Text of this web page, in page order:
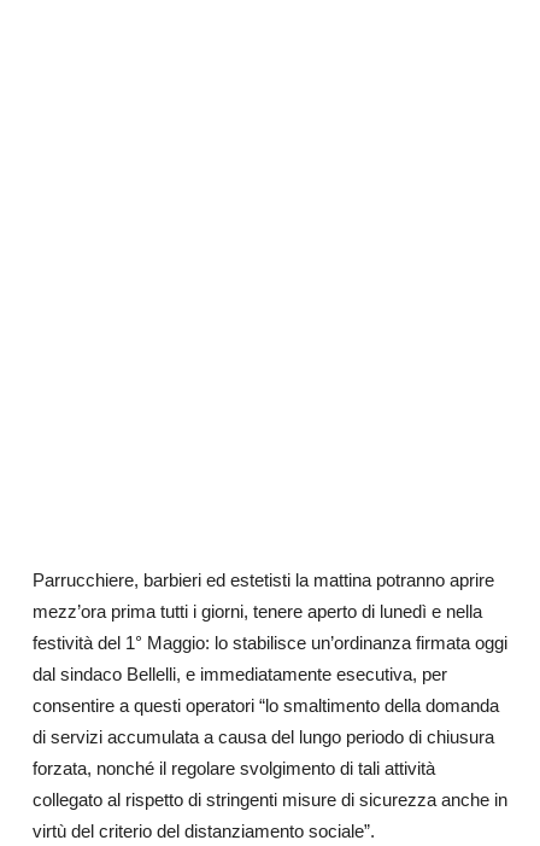
Parrucchiere, barbieri ed estetisti la mattina potranno aprire
mezz’ora prima tutti i giorni, tenere aperto di lunedì e nella
festività del 1° Maggio: lo stabilisce un’ordinanza firmata oggi
dal sindaco Bellelli, e immediatamente esecutiva, per
consentire a questi operatori “lo smaltimento della domanda
di servizi accumulata a causa del lungo periodo di chiusura
forzata, nonché il regolare svolgimento di tali attività
collegato al rispetto di stringenti misure di sicurezza anche in
virtù del criterio del distanziamento sociale”.